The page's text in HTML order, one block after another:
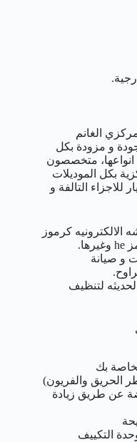
الغانم
و مزودة بكل
انواعها، متخصصون
بكل الموديلات
للاجزاء التالفة و
الالكترونيه كرموز
و صيانة
لتنظيف
بك
الحريق والفريون)
عن طريق زيادة
التكييف